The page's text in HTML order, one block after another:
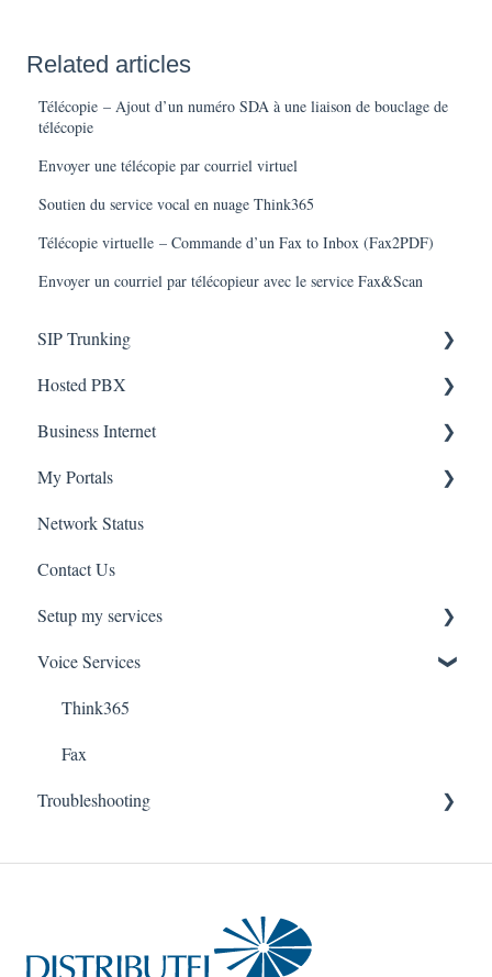
Related articles
Télécopie – Ajout d’un numéro SDA à une liaison de bouclage de
télécopie
Envoyer une télécopie par courriel virtuel
Soutien du service vocal en nuage Think365
Télécopie virtuelle – Commande d’un Fax to Inbox (Fax2PDF)
Envoyer un courriel par télécopieur avec le service Fax&Scan
SIP Trunking
Service Installation
Troubleshooting
Hosted PBX
Service Installation
Troubleshooting
Business Internet
Service Installation
My Portals
uControl
MyPhone
Network Status
Contact Us
Setup my services
VOIP - Voice over Internet Protocol
PBX - Private Branch Exchange
Voice Services
Think365
Fax
Troubleshooting